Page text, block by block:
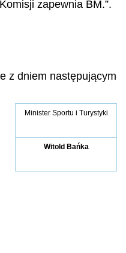
zapewnia BM.”.
z dniem następującym
Minister Sportu i Turystyki
Witold Bańka